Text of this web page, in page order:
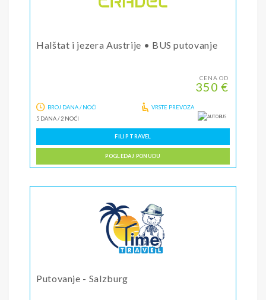
Halštat i jezera Austrije • BUS putovanje
CENA OD
350 €
BROJ DANA / NOĆI
5 DANA/2 NOĆI
VRSTE PREVOZA
FILIP TRAVEL
POGLEDAJ PONUDU
Putovanje - Salzburg